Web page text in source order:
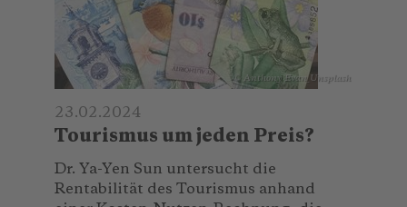
© Anthony Evan_Unsplash
23.02.2024
Tourismus um jeden Preis?
Dr. Ya-Yen Sun untersucht die
Rentabilität des Tourismus anhand